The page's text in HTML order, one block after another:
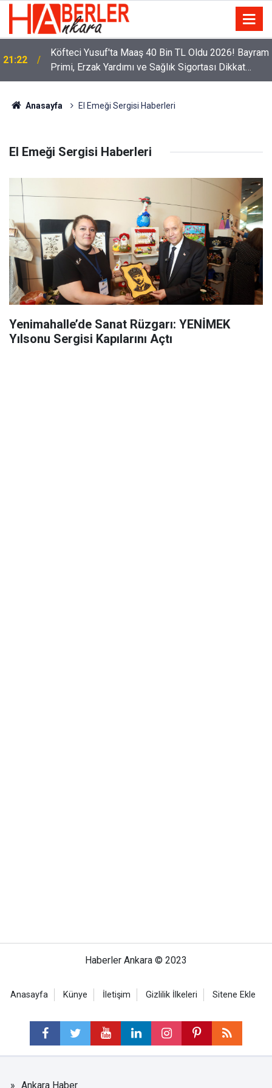
21:22
Köfteci Yusuf'ta Maaş 40 Bin TL Oldu 2026! Bayram
Primi, Erzak Yardımı ve Sağlık Sigortası Dikkat
Çekti
Anasayfa El Emeği Sergisi Haberleri
El Emeği Sergisi Haberleri
Yenimahalle’de Sanat Rüzgarı: YENİMEK
Yılsonu Sergisi Kapılarını Açtı
Haberler Ankara © 2023
Anasayfa Künye İletişim Gizlilik İlkeleri Sitene Ekle
Ankara Haber